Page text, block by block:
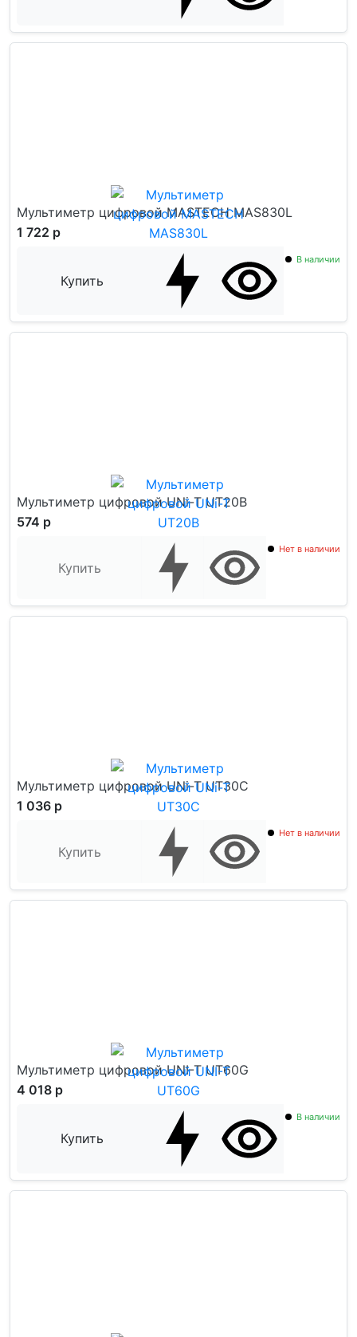
Мультиметр цифровой MASTECH MAS830L
1 722 р
Купить
В наличии
Мультиметр цифровой UNi-T UT20B
574 р
Купить
Нет в наличии
Мультиметр цифровой UNi-T UT30C
1 036 р
Купить
Нет в наличии
Мультиметр цифровой UNI-T UT60G
4 018 р
Купить
В наличии